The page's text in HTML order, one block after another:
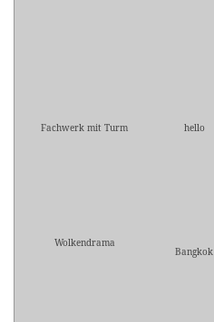
Fachwerk mit Turm hello
Wolkendrama
Bangkok